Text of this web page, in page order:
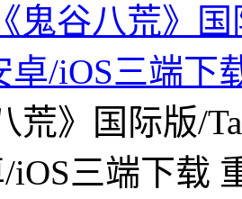
鬼谷八荒》国
卓/iOS三端下
荒》国际版/
iOS三端下载